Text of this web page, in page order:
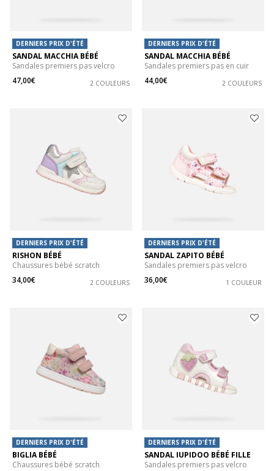
DERNIERS PRIX D'ÉTÉ
SANDAL MACCHIA BÉBÉ
Sandales premiers pas velcro
47,00€
2 COULEURS
DERNIERS PRIX D'ÉTÉ
SANDAL MACCHIA BÉBÉ
Sandales premiers pas en cuir
44,00€
2 COULEURS
DERNIERS PRIX D'ÉTÉ
RISHON BÉBÉ
Chaussures bébé scratch
34,00€
2 COULEURS
DERNIERS PRIX D'ÉTÉ
SANDAL ZAPITO BÉBÉ
Sandales premiers pas velcro
36,00€
1 COULEUR
DERNIERS PRIX D'ÉTÉ
BIGLIA BÉBÉ
Chaussures bébé scratch
DERNIERS PRIX D'ÉTÉ
SANDAL IUPIDOO BÉBÉ FILLE
Sandales premiers pas velcro